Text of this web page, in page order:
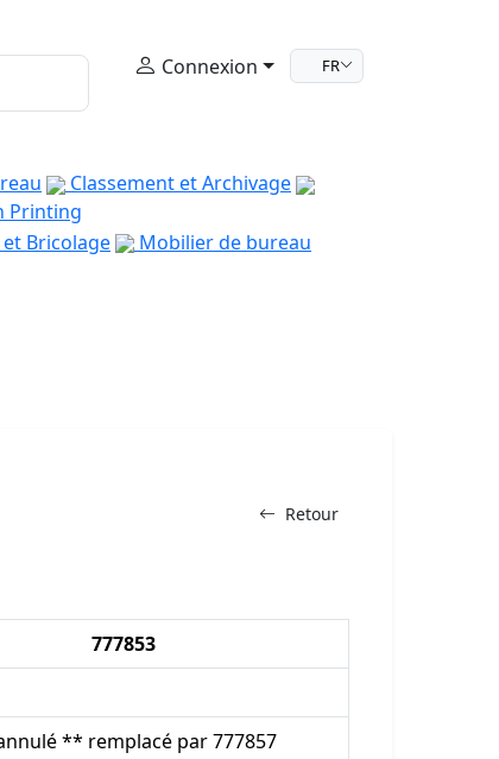
Connexion FR
Classement et Archivage
Printing
Bricolage
Mobilier de bureau
Retour
777853
** remplacé par 777857